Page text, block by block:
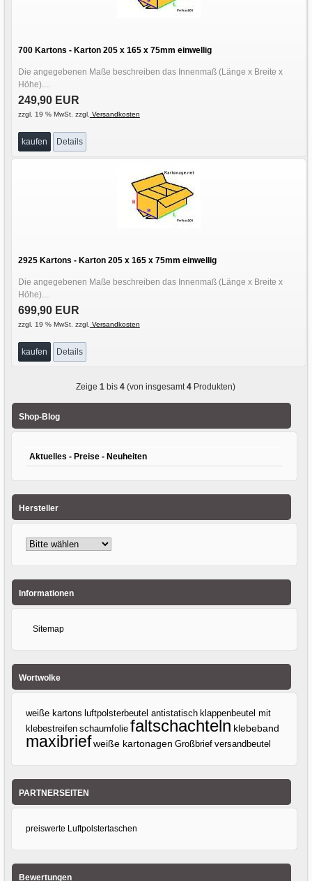
700 Kartons - Karton 205 x 165 x 75mm einwellig
Die angegebenen Maße beschreiben das Innenmaß (Länge x Breite x
Höhe)....
249,90 EUR
zzgl. 19 % MwSt. zzgl. Versandkosten
kaufen Details
2925 Kartons - Karton 205 x 165 x 75mm einwellig
Die angegebenen Maße beschreiben das Innenmaß (Länge x Breite x
Höhe)....
699,90 EUR
zzgl. 19 % MwSt. zzgl. Versandkosten
kaufen Details
Zeige1 bis4 (von insgesamt4 Produkten)
Shop-Blog
Aktuelles - Preise - Neuheiten
Hersteller
Informationen
Sitemap
Wortwolke
weiße kartons luftpolsterbeutel antistatisch klappenbeutel mit
klebestreifen schaumfolie faltschachteln klebeband
maxibrief weiße kartonagen Großbrief versandbeutel
PARTNERSEITEN
preiswerte Luftpolstertaschen
Bewertungen